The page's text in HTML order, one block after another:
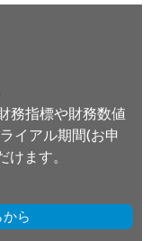
務指標や財務数値
イアル期間(お申
ます。
ら